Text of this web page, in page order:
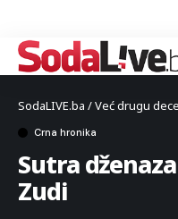
SodaLIVE.ba / Već drugu
Crna hronika
Sutra
Zudi